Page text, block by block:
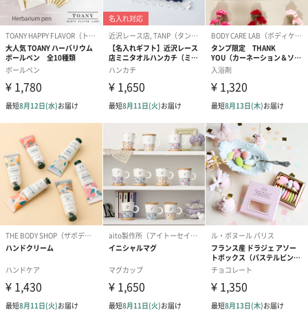
誕生日や結婚祝い・出産祝いなど、様々なシーンのメッセージカ
ードを同梱します。
メッセージカードや封筒のデザインは一部変更する場合がありま
す。
写真付きメッセージカ
ード（680円）
写真付きメッセージカ
ード（Thank you）ピ
ンク（680円）
【誕生日】
Birthday ホワ
刷なし）（
ラッピング
ギフトラッピングを施してお届けいたします。